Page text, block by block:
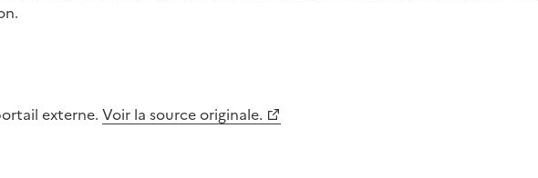
externe. Voir la source originale.